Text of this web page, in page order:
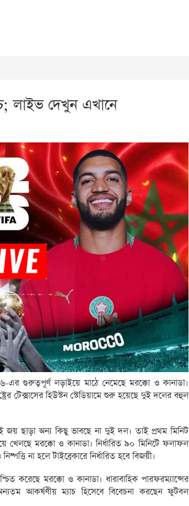
লাইভ দেখুন এখানে
গুরুত্বপূর্ণ লড়াইয়ে মাঠে নেমেছে মরক্কো ও কানাডা।
টেক্সাসের হিউস্টন স্টেডিয়ামে শুরু হয়েছে দুই দলের বহুল
জয় ছাড়া অন্য কিছু ভাবছে না দুই দল। তাই প্রথম মিনিট
মরক্কো ও কানাডা। নির্ধারিত ৯০ মিনিটে ফলাফল
না হলে টাইব্রেকারে নির্ধারিত হবে বিজয়ী।
করেছে মরক্কো ও কানাডা। ধারাবাহিক পারফরম্যান্সের
আকর্ষণীয় ম্যাচ হিসেবে বিবেচনা করছেন ফুটবল